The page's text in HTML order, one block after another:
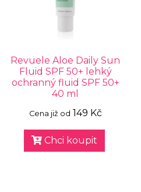
Revuele Aloe Daily Sun
Fluid SPF 50+ lehký
ochranný fluid SPF 50+
40 ml
Cena již od 149 Kč
Chci koupit